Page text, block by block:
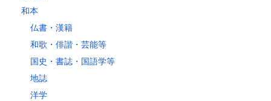
和本
仏書・漢籍
和歌・俳諧・芸能等
国史・書誌・国語学等
地誌
洋学